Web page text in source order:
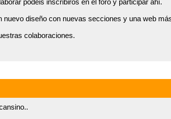
podeis inscribiros en el foro y participar ahí.
nuevo diseño con nuevas secciones y una web
colaboraciones.